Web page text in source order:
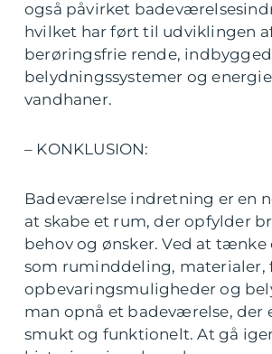
også påvirket
hvilket har ført til udviklingen
berøringsfrie rende,
belydningssystemer og
vandhaner.
– KONKLUSION:
Badeværelse indretning er en
at skabe et rum, der opfylder
behov og ønsker. Ved at tænke
som ruminddeling, materialer,
opbevaringsmuligheder og
man opnå et badeværelse, der
smukt og funktionelt. At gå